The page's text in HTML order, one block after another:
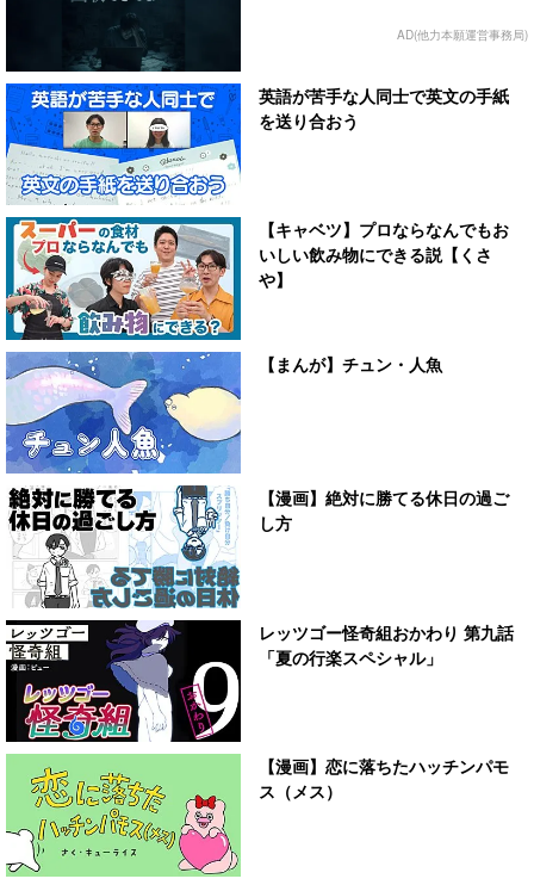
AD(他力本願運営事務局)
英語が苦手な人同士で英文の手紙
を送り合おう
【キャベツ】プロならなんでもお
いしい飲み物にできる説【くさ
や】
【まんが】チュン・人魚
【漫画】絶対に勝てる休日の過ご
し方
レッツゴー怪奇組おかわり 第九話
「夏の行楽スペシャル」
【漫画】恋に落ちたハッチンパモ
ス（メス）